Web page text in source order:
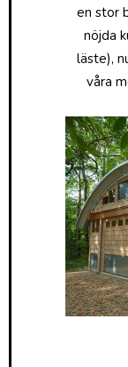
en stor
nöjda
läste),
våra